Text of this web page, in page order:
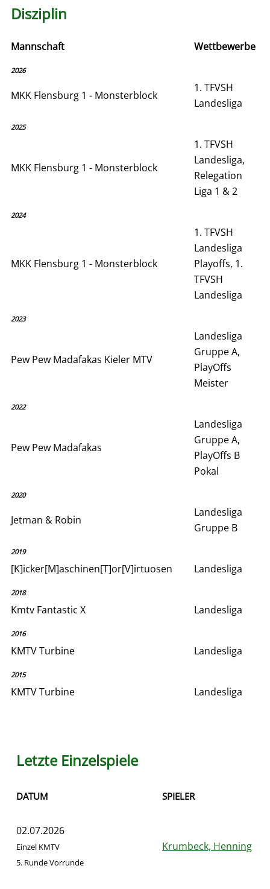
Disziplin
Mannschaft Wettbewerbe
2026
MKK Flensburg 1 - Monsterblock
1. TFVSH
Landesliga
2025
MKK Flensburg 1 - Monsterblock
1. TFVSH
Landesliga,
Relegation
Liga 1 & 2
2024
MKK Flensburg 1 - Monsterblock
1. TFVSH
Landesliga
Playoffs, 1.
TFVSH
Landesliga
2023
Pew Pew Madafakas Kieler MTV
Landesliga
Gruppe A,
PlayOffs
Meister
2022
Pew Pew Madafakas
Landesliga
Gruppe A,
PlayOffs B
Pokal
2020
Jetman & Robin
Landesliga
Gruppe B
2019
[K]icker[M]aschinen[T]or[V]irtuosen Landesliga
2018
Kmtv Fantastic X Landesliga
2016
KMTV Turbine Landesliga
2015
KMTV Turbine Landesliga
Letzte Einzelspiele
DATUM SPIELER
02.07.2026
Einzel KMTV
5. Runde Vorrunde
Krumbeck, Henning